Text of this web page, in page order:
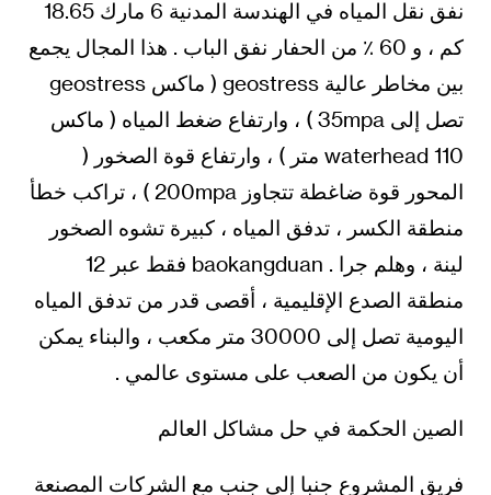
نفق نقل المياه في الهندسة المدنية 6 مارك 18.65
كم ، و 60 ٪ من الحفار نفق الباب . هذا المجال يجمع
بين مخاطر عالية geostress ( ماكس geostress
تصل إلى 35mpa ) ، وارتفاع ضغط المياه ( ماكس
waterhead 110 متر ) ، وارتفاع قوة الصخور (
المحور قوة ضاغطة تتجاوز 200mpa ) ، تراكب خطأ
منطقة الكسر ، تدفق المياه ، كبيرة تشوه الصخور
لينة ، وهلم جرا . baokangduan فقط عبر 12
منطقة الصدع الإقليمية ، أقصى قدر من تدفق المياه
اليومية تصل إلى 30000 متر مكعب ، والبناء يمكن
أن يكون من الصعب على مستوى عالمي .
الصين الحكمة في حل مشاكل العالم
فريق المشروع جنبا إلى جنب مع الشركات المصنعة